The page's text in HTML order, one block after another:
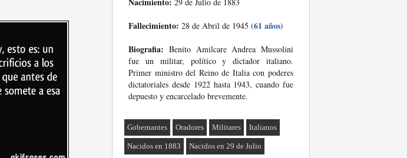
Fallecimiento: 28 de Abril de 1945 (61 años)
Biografia: Benito Amilcare Andrea Mussolini
fue un militar, político y dictador italiano.
Primer ministro del Reino de Italia con poderes
dictatoriales desde 1922 hasta 1943, cuando fue
depuesto y encarcelado brevemente.
Gobernantes Oradores Militares Italianos
Nacidos en 1883 Nacidos en 29 de Julio